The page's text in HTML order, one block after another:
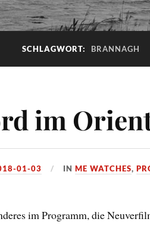
SCHLAGWORT: BRANNAGH
im
01-03 INME WATCHES,
im Programm, die